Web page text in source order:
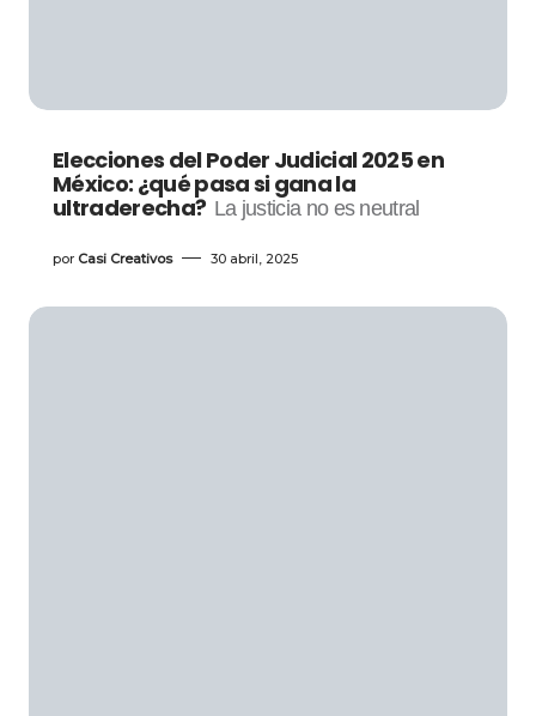
Elecciones del Poder Judicial 2025 en
México: ¿qué pasa si gana la
ultraderecha? La justicia no es neutral
por Casi Creativos 30 abril, 2025